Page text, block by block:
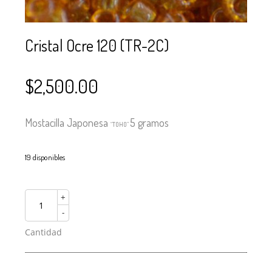
Cristal Ocre 120 (TR-2C)
$2,500.00
Mostacilla Japonesa“TOHO” 5 gramos
19 disponibles
+
-
Cantidad